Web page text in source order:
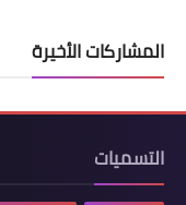
المشاركات الأخيرة
التسميات